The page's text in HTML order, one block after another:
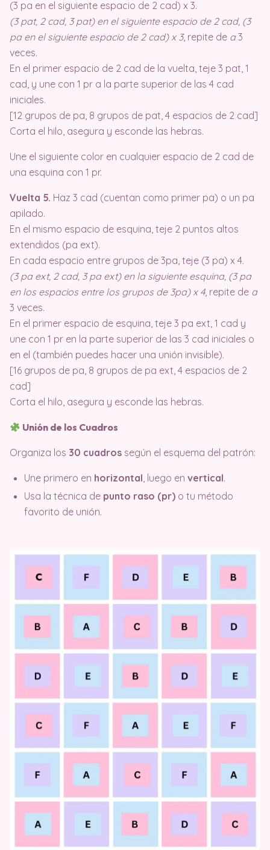
(3 pa en el siguiente espacio de 2 cad) x 3.
(3 pat, 2 cad, 3 pat) en el siguiente espacio de 2 cad, (3
pa en el siguiente espacio de 2 cad) x 3, repite de a3
veces.
En el primer espacio de 2 cad de la vuelta, teje 3 pat, 1
cad, y une con 1 pr a la parte superior de las 4 cad
iniciales.
[12 grupos de pa, 8 grupos de pat, 4 espacios de 2 cad]
Corta el hilo, asegura y esconde las hebras.
Une el siguiente color en cualquier espacio de 2 cad de
una esquina con 1 pr.
Vuelta 5. Haz 3 cad (cuentan como primer pa) o un pa
apilado.
En el mismo espacio de esquina, teje 2 puntos altos
extendidos (pa ext).
En cada espacio entre grupos de 3pa, teje (3 pa) x 4.
(3 pa ext, 2 cad, 3 pa ext) en la siguiente esquina, (3 pa
en los espacios entre los grupos de 3pa) x 4, repite de a
3 veces.
En el primer espacio de esquina, teje 3 pa ext, 1 cad y
une con 1 pr en la parte superior de las 3 cad iniciales o
en el (también puedes hacer una unión invisible).
[16 grupos de pa, 8 grupos de pa ext, 4 espacios de 2
cad]
Corta el hilo, asegura y esconde las hebras.
Unión de los Cuadros
Organiza los 30 cuadros según el esquema del patrón:
Une primero en horizontal, luego en vertical.
Usa la técnica de punto raso (pr) o tu método
favorito de unión.